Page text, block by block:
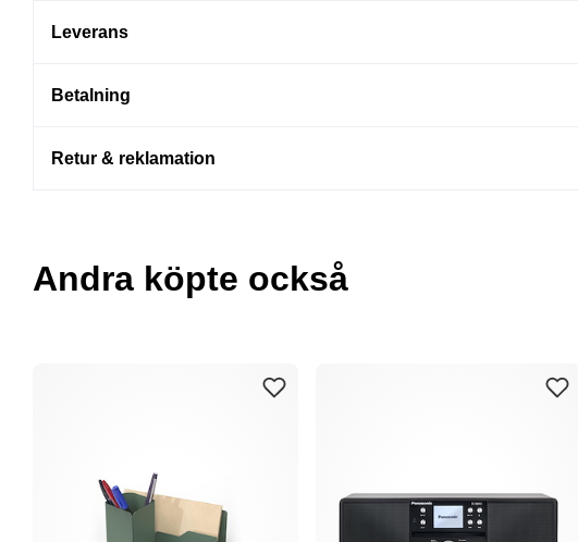
Leverans
Betalning
Retur & reklamation
Andra köpte också